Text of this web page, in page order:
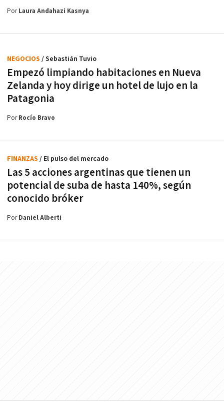
PorLaura Andahazi Kasnya
Empezó limpiando habitaciones en Nueva
Zelanda y hoy dirige un hotel de lujo en la
Patagonia
NEGOCIOS / Sebastián Tuvio
PorRocío Bravo
Las 5 acciones argentinas que tienen un
potencial de suba de hasta 140%, según
conocido bróker
FINANZAS / El pulso del mercado
PorDaniel Alberti